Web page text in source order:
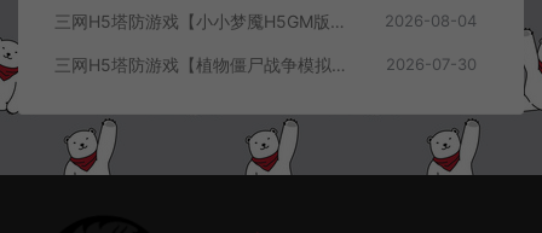
三网H5塔防游戏【小小梦魇H5GM版】7月最新整理Linux手工服务端+Win一键服务端+解压即玩+简易安卓客户端+详细搭建教程 2026-08-04
三网H5塔防游戏【植物僵尸战争模拟器H5】7月最新整理Linux手工服务端+Win一键服务端+解压即玩+简易安卓客户端+详细搭建教程 2026-07-30